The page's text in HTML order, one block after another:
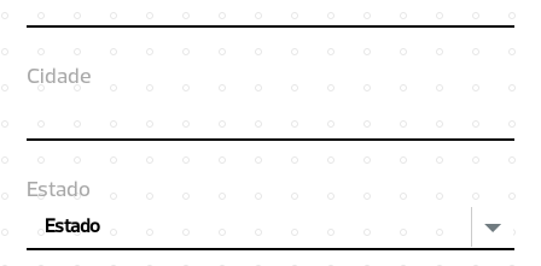
Cidade
Estado
Estado